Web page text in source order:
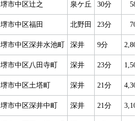
堺市中区辻之 泉ケ丘 30分
堺市中区福田 北野田 23分
堺市中区深井水池町 深井 9分
堺市中区八田寺町 深井 23分
堺市中区土塔町 深井 21分
堺市中区深井中町 深井 21分